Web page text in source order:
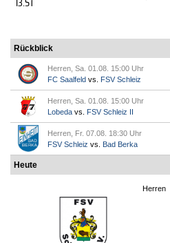
Rückblick
Herren, Sa. 01.08. 15:00 Uhr
FC Saalfeld vs. FSV Schleiz
Herren, Sa. 01.08. 15:00 Uhr
Lobeda vs. FSV Schleiz II
Herren, Fr. 07.08. 18:30 Uhr
FSV Schleiz vs. Bad Berka
Heute
Herren